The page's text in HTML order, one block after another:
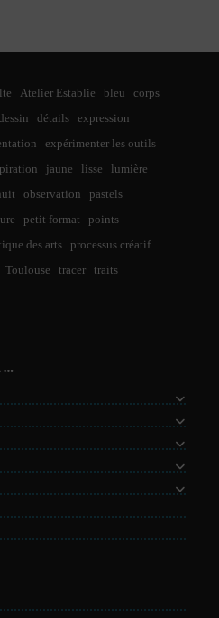
Atelier Establie bleu
corps
détails
expression
expérimenter les outils
jaune lisse
lumière
observation
pastels
petit format
points
des arts
processus créatif
Toulouse tracer
traits